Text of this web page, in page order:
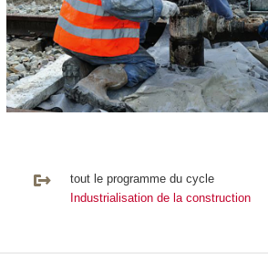
tout le programme du cycle
Industrialisation de la construction